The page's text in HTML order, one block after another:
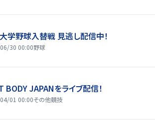
学野球入替戦 見逃し配信中！
30 00:00野球
BODY JAPANをライブ配信！
01 00:00その他競技